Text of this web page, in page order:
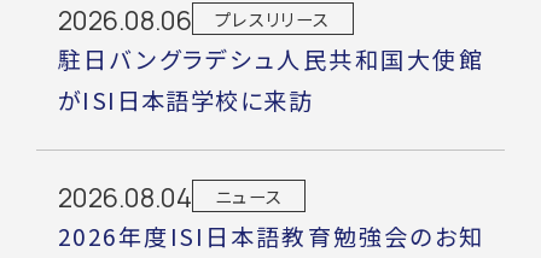
2026.08.06 プレスリリース
駐日バングラデシュ人民共和国大使館
がISI日本語学校に来訪
2026.08.04 ニュース
2026年度ISI日本語教育勉強会のお知